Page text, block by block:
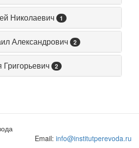
Николаевич 1
Александрович 2
2
Email: info@institutperevoda.ru